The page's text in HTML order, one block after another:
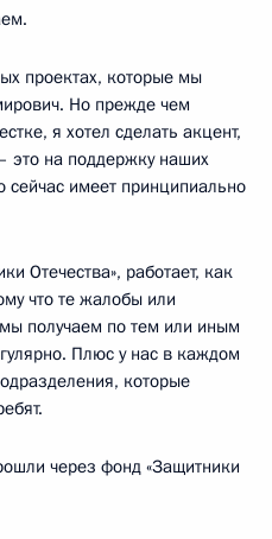
проектах, которые мы
Но прежде чем
я хотел сделать акцент,
это на поддержку наших
сейчас имеет принципиально
Отечества», работает, как
что те жалобы или
получаем по тем или иным
Плюс у нас в каждом
которые
через фонд «Защитники